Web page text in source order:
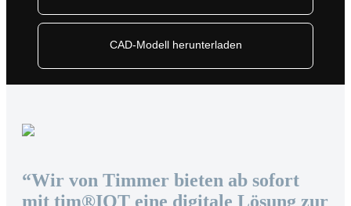
CAD-Modell herunterladen
“Wir von Timmer bieten ab sofort
mit tim®IOT eine digitale Lösung zur